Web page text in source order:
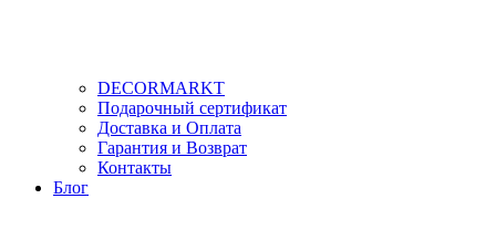
DECORMARKT
Подарочный сертификат
Доставка и Оплата
Гарантия и Возврат
Контакты
Блог